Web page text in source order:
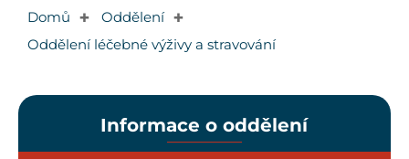
Domů ✚ Oddělení ✚
Oddělení léčebné výživy a stravování
Informace o oddělení